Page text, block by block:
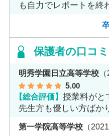
も自力でレポートを終
保護者の口コミ
明秀学園日立高等学校
5.00
【総合評価】授業料がと
先生方も優しい方ばか
第一学院高等学校 （